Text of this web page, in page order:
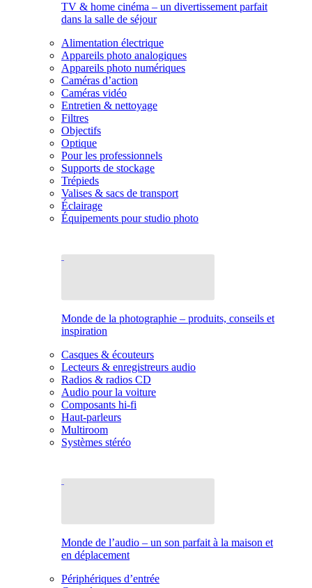
TV & home cinéma – un divertissement parfait
dans la salle de séjour
Alimentation électrique
Appareils photo analogiques
Appareils photo numériques
Caméras d’action
Caméras vidéo
Entretien & nettoyage
Filtres
Objectifs
Optique
Pour les professionnels
Supports de stockage
Trépieds
Valises & sacs de transport
Éclairage
Équipements pour studio photo
Monde de la photographie – produits, conseils et
inspiration
Casques & écouteurs
Lecteurs & enregistreurs audio
Radios & radios CD
Audio pour la voiture
Composants hi-fi
Haut-parleurs
Multiroom
Systèmes stéréo
Monde de l’audio – un son parfait à la maison et
en déplacement
Périphériques d’entrée